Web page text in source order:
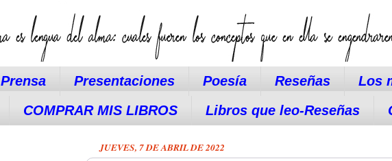
Prensa Presentaciones Poesía Reseñas Los
COMPRAR MIS LIBROS Libros que leo-Reseñas
JUEVES, 7 DE ABRIL DE 2022